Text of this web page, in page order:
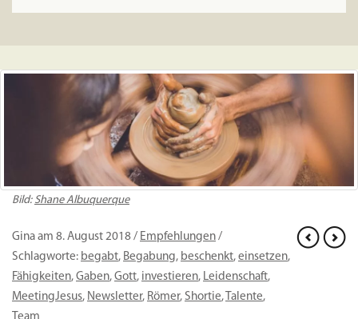
Bild: Shane Albuquerque
Gina am 8. August 2018 / Empfehlungen /
Schlagworte: begabt, Begabung, beschenkt, einsetzen,
Fähigkeiten, Gaben, Gott, investieren, Leidenschaft,
MeetingJesus, Newsletter, Römer, Shortie, Talente,